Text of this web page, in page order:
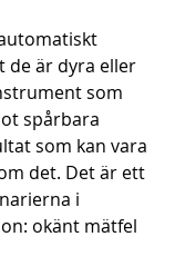
de är dyra eller
som
spårbara
som kan vara
det. Det är ett
i
okänt mätfel